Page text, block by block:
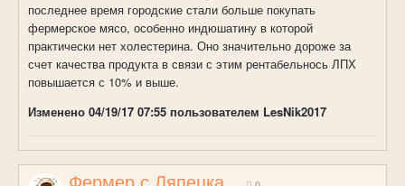
последнее время городские стали больше покупать
фермерское мясо, особенно индюшатину в которой
практически нет холестерина. Оно значительно дороже за
счет качества продукта в связи с этим рентабельнось ЛПХ
повышается с 10% и выше.
Изменено 04/19/17 07:55 пользователем LesNik2017